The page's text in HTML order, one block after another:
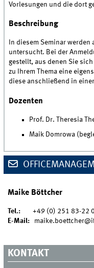
Vorlesungen und die dort
Beschreibung
In diesem Seminar
untersucht. Bei der
gestellt, aus denen Sie
zu Ihrem Thema eine
diese anschließend in
Dozenten
Prof. Dr. Theresia
Maik Domrowa
Maike Böttcher
Tel.: +49 (0) 251 83-22
E-Mail:
KONTAKT